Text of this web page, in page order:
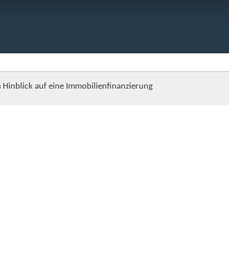
Hinblick auf eine Immobilienfinanzierung